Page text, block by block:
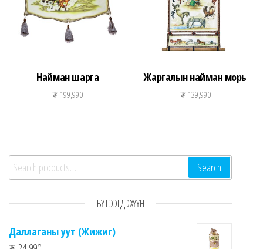
Найман шарга
₮ 199,990
Жаргалын найман морь
₮139,990
Search for: Search
БҮТЭЭГДЭХҮҮН
Даллаганы уут (Жижиг)